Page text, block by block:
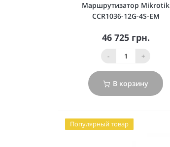
Маршрутизатор Mikrotik
CCR1036-12G-4S-EM
46 725 грн.
- +
В корзину
Популярный товар